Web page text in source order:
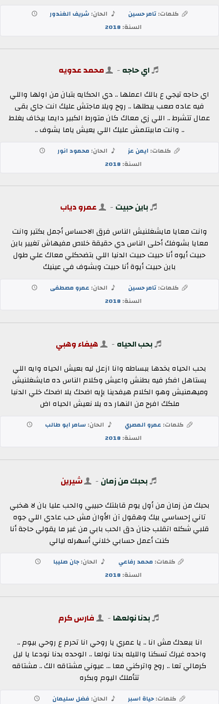
كلمات:تامر حسين الحان: شريف الغندور
السنة:2018
اي حاجه - محمد عدويه
اي حاجه تيجي ع بالك اعملها .. دي الحكايه بتبان من اولها واللي
فيه عاده صعب يبطلها .. روح ويلا ماجتش عليك انت جاي بقى
عمال تتشرط .. اللي زي معاك كان متورط الكبير دايما بيخاف يغلط
.. وانت مابيتلمش عليك اللي يعيش ياما يشوف ..
كلمات: ايمن عز الحان: محمود انور
السنة:2018
باين حبيت - عمرو دياب
وانت معايا مايشغلنيش الناس فرق الاحساس أجمل بكتير وانت
معايا بشوفك أحلى الناس دي حقيقة خلاص مفيهاش تغيير باين
حبيت أيوه أنا حبيت حبيت الدنيا اللي بتضحكلي معاك علي طول
باين حبيت أيوة أنا حبيت وبشوف في عينيك
كلمات:تامر حسين الحان: عمرو مصطفى
السنة:2018
بحب الحياه - هيفاء وهبي
بحب الحياه بخدها ببساطه وانا ازعل ليه بعيش الحياه وايه اللي
يستاهل افكر فيه بطنش واعيش وكلام الناس ده مايشغلنيش
وميهمنيش وهو الكلام هيفدينا بإيه اضحك يلا اضحك خلي الدنيا
ملكك افرح من النهار ده يلا نعيش الحياه اض
كلمات: عمرو المصري الحان: سامر ابو طالب
السنة:2018
بحبك من زمان - شيرين
بحبك من زمان من أول يوم قابلتك حبيبي والحب عليا بان لا هخبي
تاني إحساسي بيك وهقول آن الأوان مش حب عادي اللي جوه
قلبي شكله اتقلب جنان دق الحب بابي من غير ما يقولي حاجة أنا
كنت أعمل حسابي خلاني أسهرله ليالي
كلمات: محمد رفاعي الحان:جان صليبا
السنة:2018
بدنا نولعها - فارس كرم
انا ببعدك مش انا .. يا عمري يا روحي انا تحرم ع روحي بيوم ..
واحده غيرك تسكنا والليله بدنا نولعا .. الوحده بدنا نودعا يا ليل
كرمالي تعا .. روح واتركني معا ... عيوني مشتاقه الك .. مشتاقه
تتأملك اليوم وبكره
كلمات:حياة اسبر الحان: فضل سليمان